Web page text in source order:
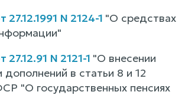
N 2124-1 "О средствах
N 2121-1 "О внесении
дополнений в статьи 8 и 12
"О государственных пенсиях